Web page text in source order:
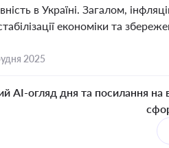
в Україні. Загалом,
економіки та
2025
AI-огляд дня та посилання на